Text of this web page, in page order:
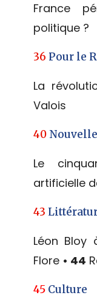
France
politique ?
36 Pour le
La
Valois
40 Nouvelle
Le
artificielle
43
Léon Bloy
Flore • 44
45 Culture